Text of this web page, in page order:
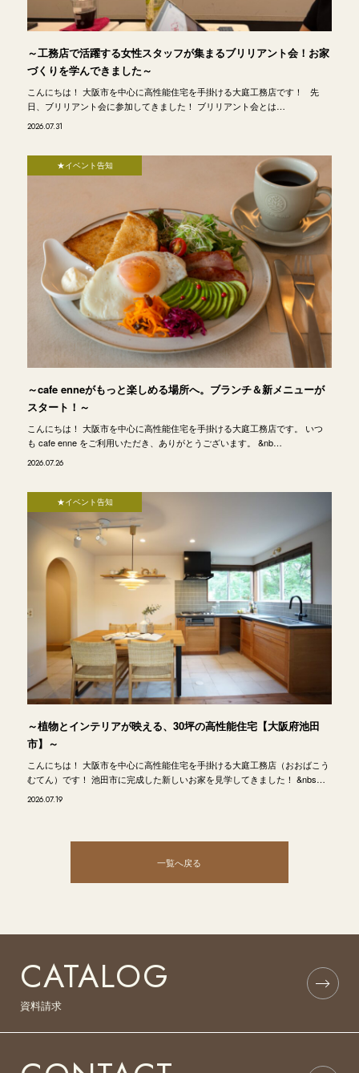
～工務店で活躍する女性スタッフが集まるブリリアント会！お家
づくりを学んできました～
こんにちは！ 大阪市を中心に高性能住宅を手掛ける大庭工務店です！ 先
日、ブリリアント会に参加してきました！ ブリリアント会とは…
2026.07.31
★イベント告知
～cafe enneがもっと楽しめる場所へ。ブランチ＆新メニューが
スタート！～
こんにちは！ 大阪市を中心に高性能住宅を手掛ける大庭工務店です。 いつ
も cafe enne をご利用いただき、ありがとうございます。 &nb…
2026.07.26
★イベント告知
～植物とインテリアが映える、30坪の高性能住宅【大阪府池田
市】～
こんにちは！ 大阪市を中心に高性能住宅を手掛ける大庭工務店（おおばこう
むてん）です！ 池田市に完成した新しいお家を見学してきました！ &nbs…
2026.07.19
一覧へ戻る
CATALOG
資料請求